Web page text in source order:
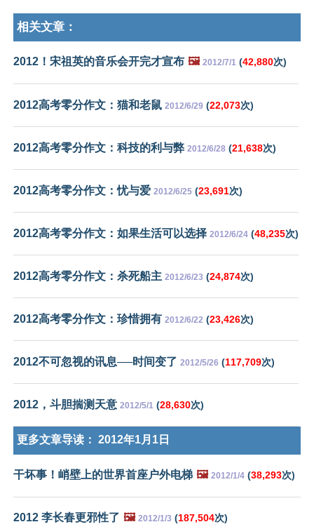
相关文章：
2012！宋祖英的音乐会开完才宣布 🖼️ 2012/7/1 (42,880次)
2012高考零分作文：猫和老鼠 2012/6/29 (22,073次)
2012高考零分作文：科技的利与弊 2012/6/28 (21,638次)
2012高考零分作文：忧与爱 2012/6/25 (23,691次)
2012高考零分作文：如果生活可以选择 2012/6/24 (48,235次)
2012高考零分作文：杀死船主 2012/6/23 (24,874次)
2012高考零分作文：珍惜拥有 2012/6/22 (23,426次)
2012不可忽视的讯息──时间变了 2012/5/26 (117,709次)
2012，斗胆揣测天意 2012/5/1 (28,630次)
更多文章导读： 2012年1月1日
干坏事！峭壁上的世界首座户外电梯 🖼️ 2012/1/4 (38,293次)
2012 李长春更邪性了 🖼️ 2012/1/3 (187,504次)